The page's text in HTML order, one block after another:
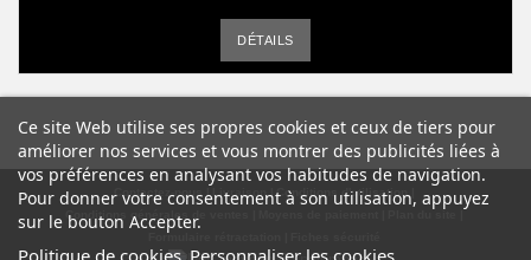
DÉTAILS
Contactez-nous Livraison
Conditions d'utilisation
Conditions générales de ventes
Formulaire rétractation
Ce site Web utilise ses propres cookies et ceux de tiers pour
améliorer nos services et vous montrer des publicités liées à
vos préférences en analysant vos habitudes de navigation.
Pour donner votre consentement à son utilisation, appuyez
sur le bouton Accepter.
Politique de cookies Personnaliser les cookies